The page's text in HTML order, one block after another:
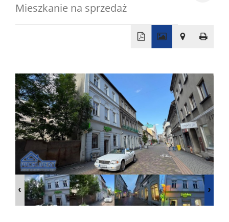
główna
prawne
O
nas
Zgłoś
Zgłoś
ofertę
Mieszkanie na sprzedaż
−